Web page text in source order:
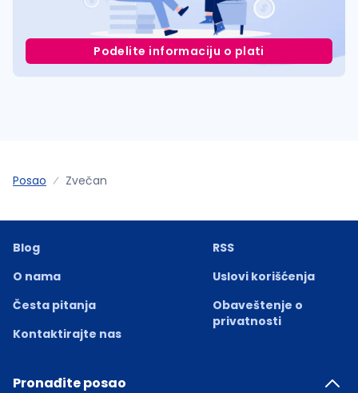
Podelite informaciju o plati
Posao Zvečan
Blog
O nama
Česta pitanja
Kontaktirajte nas
RSS
Uslovi korišćenja
Obaveštenje o
privatnosti
Pronađite posao